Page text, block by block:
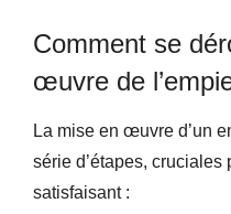
Comment se
œuvre de
La mise en œuvre d’un
série d’étapes, cruciales
satisfaisant :